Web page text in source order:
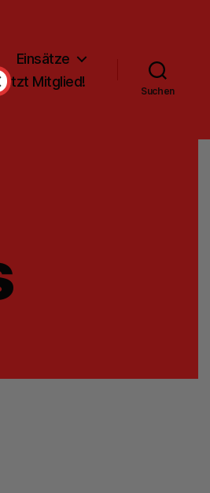
Einsätze
Mitglied!
Suchen